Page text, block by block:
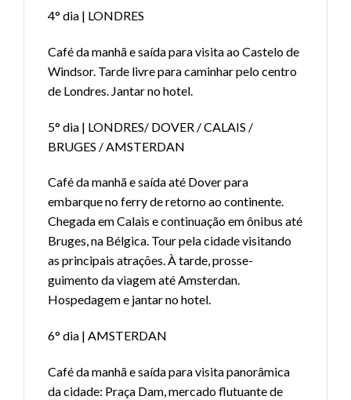
4° dia | LONDRES
Café da manhã e saída para visita ao Castelo de
Windsor. Tarde livre para caminhar pelo centro
de Londres. Jantar no hotel.
5° dia | LONDRES/ DOVER / CALAIS /
BRUGES / AMSTERDAN
Café da manhã e saída até Dover para
embarque no ferry de retorno ao continente.
Chegada em Calais e continuação em ônibus até
Bruges, na Bélgica. Tour pela cidade visitando
as principais atrações. À tarde, prosse-
guimento da viagem até Amsterdan.
Hospedagem e jantar no hotel.
6° dia | AMSTERDAN
Café da manhã e saída para visita panorâmica
da cidade: Praça Dam, mercado flutuante de